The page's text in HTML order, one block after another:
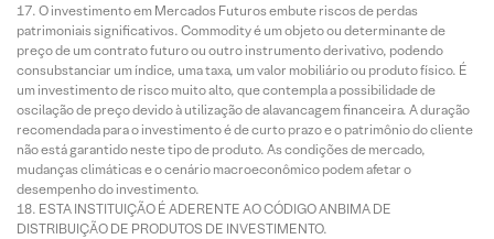
O investimento em Mercados Futuros embute riscos de perdas
patrimoniais significativos. Commodity é um objeto ou determinante de
preço de um contrato futuro ou outro instrumento derivativo, podendo
consubstanciar um índice, uma taxa, um valor mobiliário ou produto físico. É
um investimento de risco muito alto, que contempla a possibilidade de
oscilação de preço devido à utilização de alavancagem financeira. A duração
recomendada para o investimento é de curto prazo e o patrimônio do cliente
não está garantido neste tipo de produto. As condições de mercado,
mudanças climáticas e o cenário macroeconômico podem afetar o
desempenho do investimento.
ESTA INSTITUIÇÃO É ADERENTE AO CÓDIGO ANBIMA DE
DISTRIBUIÇÃO DE PRODUTOS DE INVESTIMENTO.